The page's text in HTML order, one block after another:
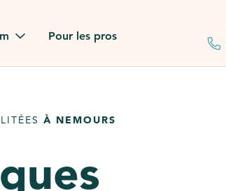
la presse
Pour les pros
À NEMOURS